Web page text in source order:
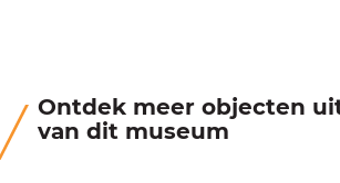
Ontdek meer objecten
van dit museum